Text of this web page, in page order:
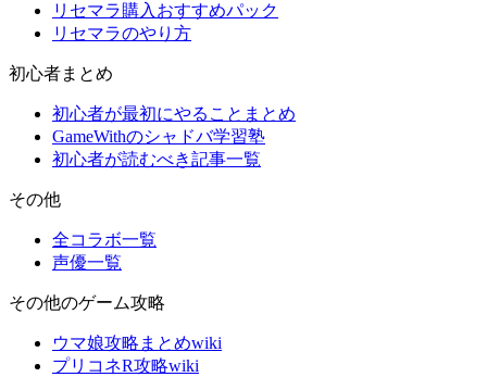
リセマラ購入おすすめパック
リセマラのやり方
初心者まとめ
初心者が最初にやることまとめ
GameWithのシャドバ学習塾
初心者が読むべき記事一覧
その他
全コラボ一覧
声優一覧
その他のゲーム攻略
ウマ娘攻略まとめwiki
プリコネR攻略wiki